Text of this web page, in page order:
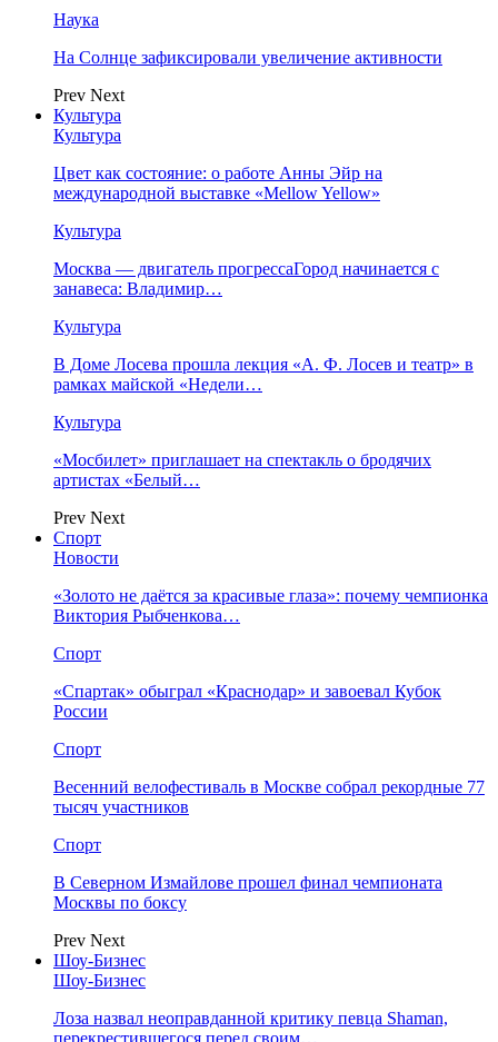
Наука
На Солнце зафиксировали увеличение активности
Prev Next
Культура
Культура
Цвет как состояние: о работе Анны Эйр на
международной выставке «Mellow Yellow»
Культура
Москва — двигатель прогрессаГород начинается с
занавеса: Владимир…
Культура
В Доме Лосева прошла лекция «А. Ф. Лосев и театр» в
рамках майской «Недели…
Культура
«Мосбилет» приглашает на спектакль о бродячих
артистах «Белый…
Prev Next
Спорт
Новости
«Золото не даётся за красивые глаза»: почему чемпионка
Виктория Рыбченкова…
Спорт
«Спартак» обыграл «Краснодар» и завоевал Кубок
России
Спорт
Весенний велофестиваль в Москве собрал рекордные 77
тысяч участников
Спорт
В Северном Измайлове прошел финал чемпионата
Москвы по боксу
Prev Next
Шоу-Бизнес
Шоу-Бизнес
Лоза назвал неоправданной критику певца Shaman,
перекрестившегося перед своим…